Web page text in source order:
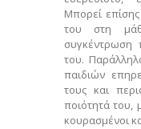
Μπορεί
του στη
συγκέντρωση
του.
παιδιών
τους και
ποιότητά του,
κουρασμένοι